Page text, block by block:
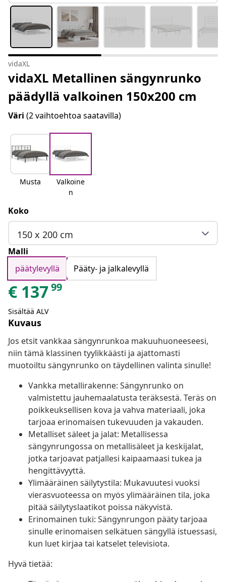
vidaXL
vidaXL Metallinen sängynrunko
päädyllä valkoinen 150x200 cm
Väri (2 vaihtoehtoa saatavilla)
Musta
Valkoine
n
Koko
150 x 200 cm
Malli
päätylevyllä
Pääty- ja jalkalevyllä
€ 13799
Sisältää ALV
Kuvaus
Jos etsit vankkaa sängynrunkoa makuuhuoneeseesi,
niin tämä klassinen tyylikkäästi ja ajattomasti
muotoiltu sängynrunko on täydellinen valinta sinulle!
Vankka metallirakenne: Sängynrunko on
valmistettu jauhemaalatusta teräksestä. Teräs on
poikkeuksellisen kova ja vahva materiaali, joka
tarjoaa erinomaisen tukevuuden ja vakauden.
Metalliset säleet ja jalat: Metallisessa
sängynrungossa on metallisäleet ja keskijalat,
jotka tarjoavat patjallesi kaipaamaasi tukea ja
hengittävyyttä.
Ylimääräinen säilytystila: Mukavuutesi vuoksi
vierasvuoteessa on myös ylimääräinen tila, joka
pitää säilytyslaatikot poissa näkyvistä.
Erinomainen tuki: Sängynrungon pääty tarjoaa
sinulle erinomaisen selkätuen sängyllä istuessasi,
kun luet kirjaa tai katselet televisiota.
Hyvä tietää: